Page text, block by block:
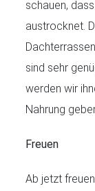
schauen,
austrocknet.
sind sehr
werden wir
Nahrung
Freuen
Ab jetzt